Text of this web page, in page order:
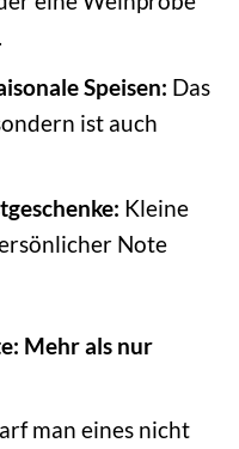
Speisen: Das
ist auch
Kleine
Note
Mehr als nur
man eines nicht